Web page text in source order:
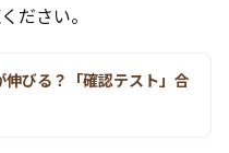
ださい。
伸びる？「確認テスト」合